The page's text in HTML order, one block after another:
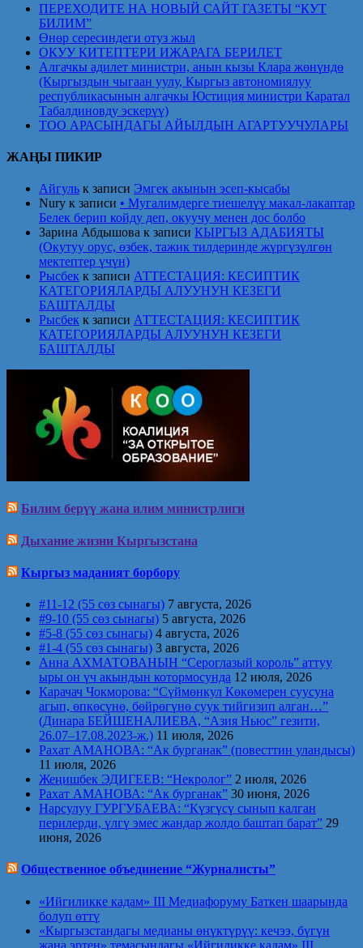
ПЕРЕХОДИТЕ НА НОВЫЙ САЙТ ГАЗЕТЫ “КУТ
БИЛИМ”
Өнөр сересиндеги отуз жыл
ОКУУ КИТЕПТЕРИ ИЖАРАГА БЕРИЛЕТ
Алгачкы адилет министри, анын кызы Клара жөнүндө
(Кыргыздын чыгаан уулу, Кыргыз автономиялуу
республикасынын алгачкы Юстиция министри Каратал
Табалдиновду эскерүү)
ТОО АРАСЫНДАГЫ АЙЫЛДЫН АГАРТУУЧУЛАРЫ
ЖАҢЫ ПИКИР
Айгуль к записи Эмгек акынын эсеп-кысабы
Nury к записи • Мугалимдерге тиешелүү макал-лакаптар
Белек берип койду деп, окуучу менен дос болбо
Зарина Абдышова к записи КЫРГЫЗ АДАБИЯТЫ
(Окутуу орус, өзбек, тажик тилдеринде жүргүзүлгөн
мектептер үчүн)
Рысбек к записи АТТЕСТАЦИЯ: КЕСИПТИК
КАТЕГОРИЯЛАРДЫ АЛУУНУН КЕЗЕГИ
БАШТАЛДЫ
Рысбек к записи АТТЕСТАЦИЯ: КЕСИПТИК
КАТЕГОРИЯЛАРДЫ АЛУУНУН КЕЗЕГИ
БАШТАЛДЫ
Билим берүү жана илим министрлиги
Дыхание жизни Кыргызстана
Кыргыз маданият борбору
#11-12 (55 сөз сынагы) 7 августа, 2026
#9-10 (55 сөз сынагы) 5 августа, 2026
#5-8 (55 сөз сынагы) 4 августа, 2026
#1-4 (55 сөз сынагы) 3 августа, 2026
Анна АХМАТОВАНЫН “Сероглазый король” аттуу
ыры он үч акындын котормосунда 12 июля, 2026
Карачач Чокморова: “Сүймөнкул Көкөмерен суусуна
агып, өпкөсүнө, бөйрөгүнө суук тийгизип алган…”
(Динара БЕЙШЕНАЛИЕВА, “Азия Ньюс” гезити,
26.07–17.08.2023-ж.) 11 июля, 2026
Рахат АМАНОВА: “Ак бурганак” (повесттин уландысы)
11 июля, 2026
Жеңишбек ЭДИГЕЕВ: “Некролог” 2 июля, 2026
Рахат АМАНОВА: “Ак бурганак” 30 июня, 2026
Нарсулуу ГУРГУБАЕВА: “Күзгүсү сынып калган
перилерди, үлгү эмес жандар жолдо баштап барат” 29
июня, 2026
Общественное объединение “Журналисты”
«Ийгиликке кадам» III Медиафоруму Баткен шаарында
болуп өттү
«Кыргызстандагы медианы өнүктүрүү: кечээ, бүгүн
жана эртеӊ» темасындагы «Ийгиликке кадам» III